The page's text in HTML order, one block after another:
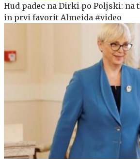
Hud padec na Dirki po Poljski: na
in prvi favorit Almeida #video